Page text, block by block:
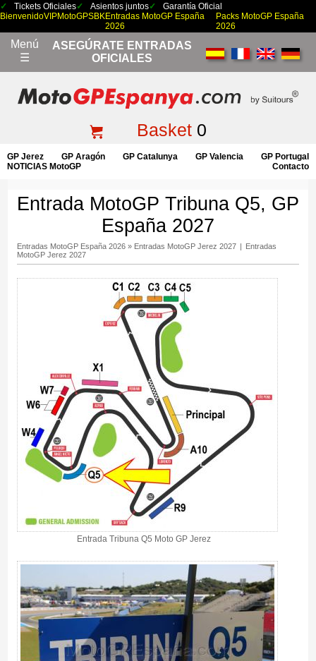
Tickets Oficiales Asientos juntos
Garantía Oficial
BienvenidoVIPMotoGPSBKEntradas MotoGP España
2026
Packs MotoGP España
2026
Menú
☰
ASEGÚRATE ENTRADAS
OFICIALES
Basket0
GP Jerez GP Aragón GP Catalunya GP Valencia
GP Portugal
NOTICIAS MotoGP
Contacto
Entrada MotoGP Tribuna Q5, GP
España 2027
Entradas MotoGP España 2026» Entradas MotoGP Jerez 2027 | Entradas
MotoGP Jerez 2027
Entrada Tribuna Q5 Moto GP Jerez